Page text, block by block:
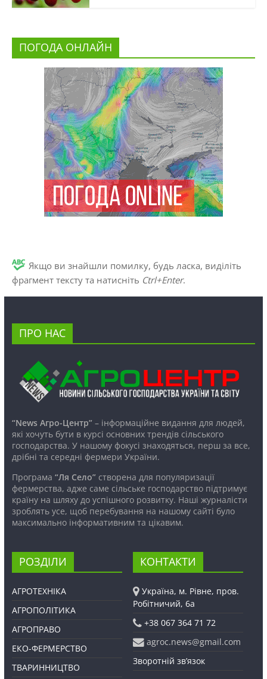
ПОГОДА ОНЛАЙН
Якщо ви знайшли помилку, будь ласка, виділіть
фрагмент тексту та натисніть Ctrl+Enter.
ПРО НАС
“News Агро-Центр”– інформаційне видання для людей,
які хочуть бути в курсі основних трендів сільського
господарства. У нашому фокусі знаходяться, перш за все,
дрібні та середні фермери України.
Програма “Ля Село”створена для популяризації
фермерства, адже саме сільське господарство підтримує
країну на шляху до успішного розвитку. Наші журналісти
зроблять усе, щоб перебування на нашому сайті було
максимально інформативним та цікавим.
РОЗДІЛИ
АГРОТЕХНІКА
АГРОПОЛІТИКА
АГРОПРАВО
ЕКО-ФЕРМЕРСТВО
ТВАРИННИЦТВО
КОНТАКТИ
Україна, м. Рівне, пров.
Робітничий, 6а
+38 067 364 71 72
agroc.news@gmail.com
Зворотній зв’язок